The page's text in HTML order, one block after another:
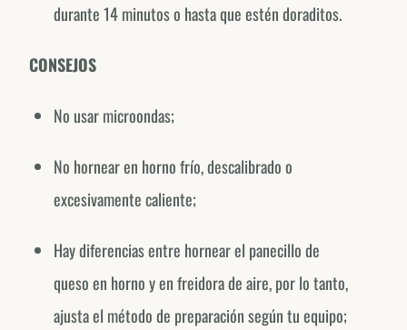
durante 14 minutos o hasta que estén doraditos.
CONSEJOS
No usar microondas;
No hornear en horno frío, descalibrado o
excesivamente caliente;
Hay diferencias entre hornear el panecillo de
queso en horno y en freidora de aire, por lo tanto,
ajusta el método de preparación según tu equipo;
@fornodeminasportugal
Uruguai
Peru
Argentina
@fornodeminasargentina